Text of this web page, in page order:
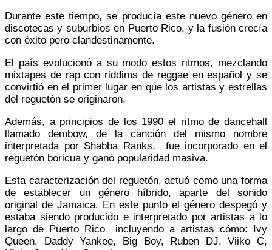
Durante este tiempo, se producía este nuevo género en
discotecas y suburbios en Puerto Rico, y la fusión crecía
con éxito pero clandestinamente.
El país evolucionó a su modo estos ritmos, mezclando
mixtapes de rap con riddims de reggae en español y se
convirtió en el primer lugar en que los artistas y estrellas
del reguetón se originaron.​
Además, a principios de los 1990 el ritmo de dancehall
llamado dembow, de la canción del mismo nombre
interpretada por Shabba Ranks, fue incorporado en el
reguetón boricua y ganó popularidad masiva.
Esta caracterización del reguetón, actuó como una forma
de establecer un género híbrido, aparte del sonido
original de Jamaica.​ En este punto el género despegó y
estaba siendo producido e interpretado por artistas a lo
largo de Puerto Rico incluyendo a artistas cómo: Ivy
Queen, Daddy Yankee, Big Boy, Ruben DJ, Viiko C,